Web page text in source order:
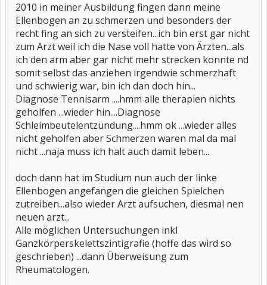
2010 in meiner Ausbildung fingen dann meine
Ellenbogen an zu schmerzen und besonders der
recht fing an sich zu versteifen...ich bin erst gar nicht
zum Arzt weil ich die Nase voll hatte von Ärzten...als
ich den arm aber gar nicht mehr strecken konnte nd
somit selbst das anziehen irgendwie schmerzhaft
und schwierig war, bin ich dan doch hin...
Diagnose Tennisarm ....hmm alle therapien nichts
geholfen ...wieder hin....Diagnose
Schleimbeutelentzündung....hmm ok ...wieder alles
nicht geholfen aber Schmerzen waren mal da mal
nicht ...naja muss ich halt auch damit leben...
doch dann hat im Studium nun auch der linke
Ellenbogen angefangen die gleichen Spielchen
zutreiben...also wieder Arzt aufsuchen, diesmal nen
neuen arzt...
Alle möglichen Untersuchungen inkl
Ganzkörperskelettszintigrafie (hoffe das wird so
geschrieben) ...dann Überweisung zum
Rheumatologen.